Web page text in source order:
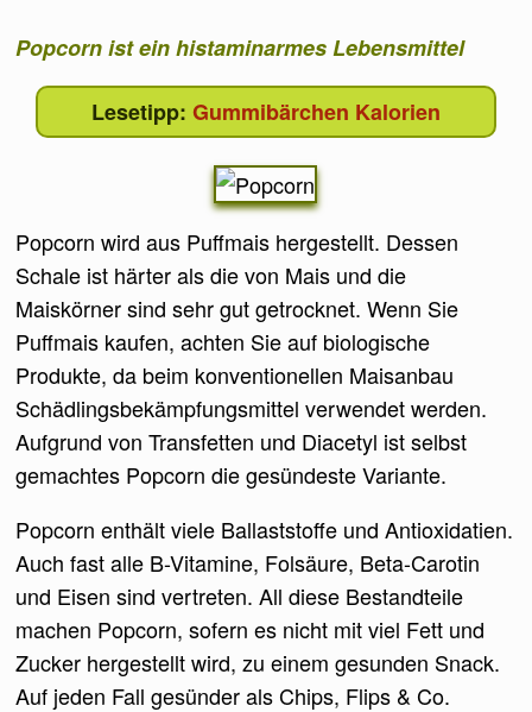
Popcorn ist ein histaminarmes Lebensmittel
Gummibärchen Kalorien
Popcorn wird aus Puffmais hergestellt. Dessen
Schale ist härter als die von Mais und die
Maiskörner sind sehr gut getrocknet. Wenn Sie
Puffmais kaufen, achten Sie auf biologische
Produkte, da beim konventionellen Maisanbau
Schädlingsbekämpfungsmittel verwendet werden.
Aufgrund von Transfetten und Diacetyl ist selbst
gemachtes Popcorn die gesündeste Variante.
Popcorn enthält viele Ballaststoffe und Antioxidatien.
Auch fast alle B-Vitamine, Folsäure, Beta-Carotin
und Eisen sind vertreten. All diese Bestandteile
machen Popcorn, sofern es nicht mit viel Fett und
Zucker hergestellt wird, zu einem gesunden Snack.
Auf jeden Fall gesünder als Chips, Flips & Co.